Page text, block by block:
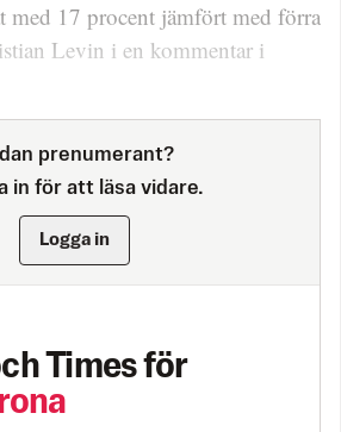
med 17 procent jämfört med förra
Levin i en kommentar i
prenumerant?
in för att läsa vidare.
Logga in
Times för